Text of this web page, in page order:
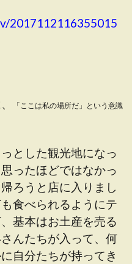
2017112116355015
「ここは私の場所だ」という意識
とした観光地になっ
ったほどではなかっ
ろうと店に入りまし
食べられるようにテ
基本はお土産を売る
んたちが入って、何
自分たちが持ってき